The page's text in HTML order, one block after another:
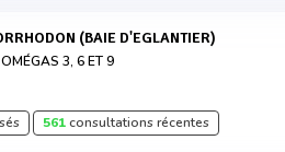
(BAIE D'EGLANTIER)
3, 6 ET 9
561consultations récentes